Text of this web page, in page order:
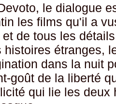
le dialogue
les films qu'il a
de tous les
histoires étranges,
dans la nuit
goût de la liberté
qui lie les